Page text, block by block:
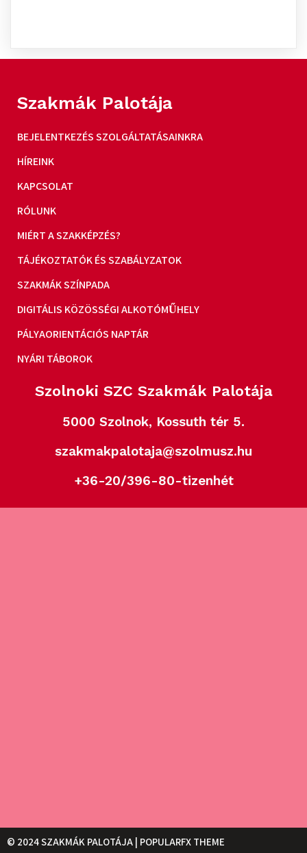
Szakmák Palotája
BEJELENTKEZÉS SZOLGÁLTATÁSAINKRA
HÍREINK
KAPCSOLAT
RÓLUNK
MIÉRT A SZAKKÉPZÉS?
TÁJÉKOZTATÓK ÉS SZABÁLYZATOK
SZAKMÁK SZÍNPADA
DIGITÁLIS KÖZÖSSÉGI ALKOTÓMŰHELY
PÁLYAORIENTÁCIÓS NAPTÁR
NYÁRI TÁBOROK
Szolnoki SZC Szakmák Palotája
5000 Szolnok, Kossuth tér 5.
szakmakpalotaja@szolmusz.hu
+36-20/396-80-tizenhét
© 2024 SZAKMÁK PALOTÁJA | POPULARFX THEME